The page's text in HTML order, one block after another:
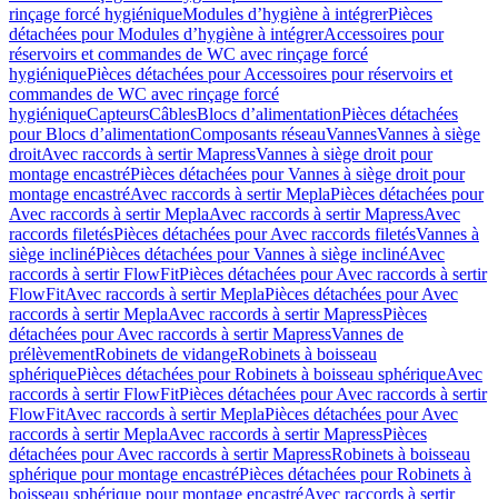
rinçage forcé hygiéniqueModules d’hygiène à intégrerPièces
détachées pour Modules d’hygiène à intégrerAccessoires pour
réservoirs et commandes de WC avec rinçage forcé
hygiéniquePièces détachées pour Accessoires pour réservoirs et
commandes de WC avec rinçage forcé
hygiéniqueCapteursCâblesBlocs d’alimentationPièces détachées
pour Blocs d’alimentationComposants réseauVannesVannes à siège
droitAvec raccords à sertir MapressVannes à siège droit pour
montage encastréPièces détachées pour Vannes à siège droit pour
montage encastréAvec raccords à sertir MeplaPièces détachées pour
Avec raccords à sertir MeplaAvec raccords à sertir MapressAvec
raccords filetésPièces détachées pour Avec raccords filetésVannes à
siège inclinéPièces détachées pour Vannes à siège inclinéAvec
raccords à sertir FlowFitPièces détachées pour Avec raccords à sertir
FlowFitAvec raccords à sertir MeplaPièces détachées pour Avec
raccords à sertir MeplaAvec raccords à sertir MapressPièces
détachées pour Avec raccords à sertir MapressVannes de
prélèvementRobinets de vidangeRobinets à boisseau
sphériquePièces détachées pour Robinets à boisseau sphériqueAvec
raccords à sertir FlowFitPièces détachées pour Avec raccords à sertir
FlowFitAvec raccords à sertir MeplaPièces détachées pour Avec
raccords à sertir MeplaAvec raccords à sertir MapressPièces
détachées pour Avec raccords à sertir MapressRobinets à boisseau
sphérique pour montage encastréPièces détachées pour Robinets à
boisseau sphérique pour montage encastréAvec raccords à sertir